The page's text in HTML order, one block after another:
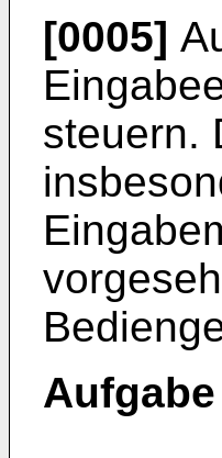
[0005]
steuern.